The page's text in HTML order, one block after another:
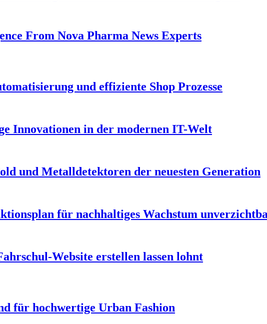
From Nova Pharma News Experts
und effiziente Shop Prozesse
Innovationen in der modernen IT-Welt
und Metalldetektoren der neuesten Generation
für nachhaltiges Wachstum
Website erstellen lassen lohnt
für hochwertige Urban Fashion